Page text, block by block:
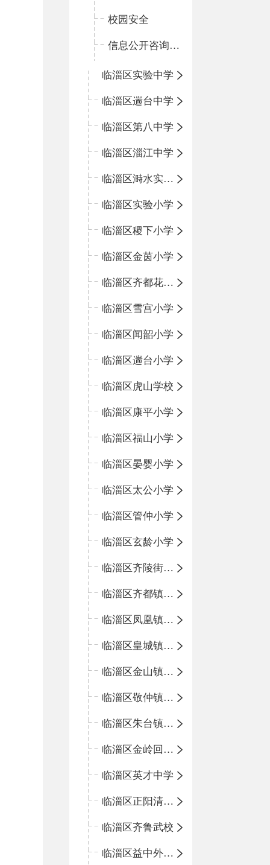
校园安全
信息公开咨询指南
临淄区实验中学
临淄区遄台中学
临淄区第八中学
临淄区淄江中学
临淄区溡水实验学校
临淄区实验小学
临淄区稷下小学
临淄区金茵小学
临淄区齐都花园小学
临淄区雪宫小学
临淄区闻韶小学
临淄区遄台小学
临淄区虎山学校
临淄区康平小学
临淄区福山小学
临淄区晏婴小学
临淄区太公小学
临淄区管仲小学
临淄区玄龄小学
临淄区齐陵街道中心学校
临淄区齐都镇中心学校
临淄区凤凰镇中心学校
临淄区皇城镇中心学校
临淄区金山镇中心学校
临淄区敬仲镇中心学校
临淄区朱台镇中心学校
临淄区金岭回族镇中心学校
临淄区英才中学
临淄区正阳清北实验学校
临淄区齐鲁武校
临淄区益中外语学校